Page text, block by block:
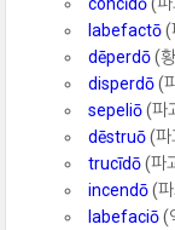
labefactō(
dēperdō(
disperdō(
sepeliō(파
dēstruō(파
trucīdō(파
incendō(
labefaciō(